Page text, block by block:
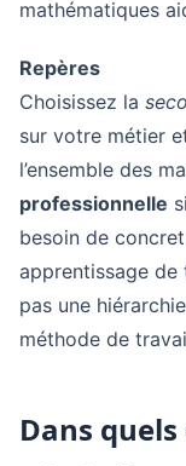
mathématiques
Repères
Choisissez la
sur votre métier
l’ensemble des
professionnelle
besoin de
apprentissage de
pas une
méthode de
Dans